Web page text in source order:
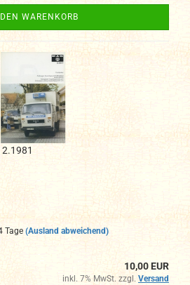
DEN WARENKORB
Tage (Ausland abweichend)
10,00 EUR
inkl. 7% MwSt. zzgl. Versand